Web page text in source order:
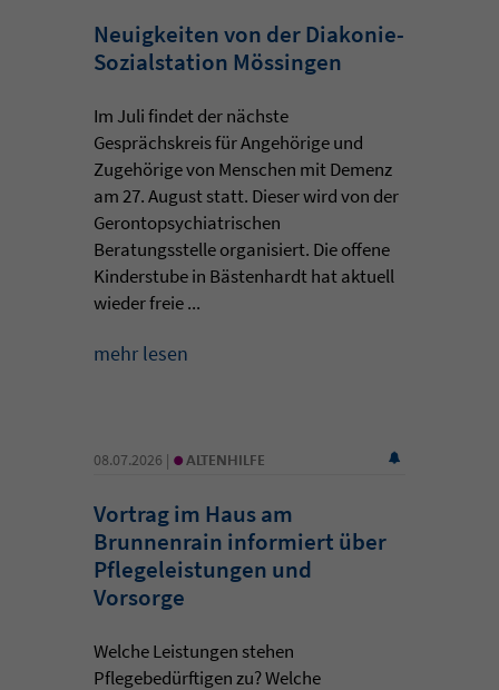
Neuigkeiten von der Diakonie-
Sozialstation Mössingen
Im Juli findet der nächste
Gesprächskreis für Angehörige und
Zugehörige von Menschen mit Demenz
am 27. August statt. Dieser wird von der
Gerontopsychiatrischen
Beratungsstelle organisiert. Die offene
Kinderstube in Bästenhardt hat aktuell
wieder freie ...
mehr lesen
08.07.2026 | • ALTENHILFE
Vortrag im Haus am
Brunnenrain informiert über
Pflegeleistungen und
Vorsorge
Welche Leistungen stehen
Pflegebedürftigen zu? Welche